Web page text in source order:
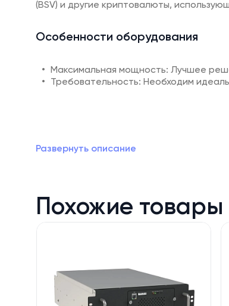
(BSV) и другие криптовалюты,
Особенности оборудования
Максимальная мощность: Лучшее
Требовательность: Необходим
стандарты энергоэффективности в
Развернуть описание
Похожие товары